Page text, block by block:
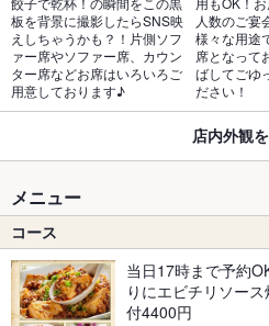
板を背景に撮影したらSNS映
えしちゃうかも？！片側ソフ
ァー席やソファー席、カウン
ター席などお席はいろいろご
用意しております♪
人数のご宴
様々な用途
席となって
ばしてごゆ
ださい！
店内外観
メニュー
コース
当日17時まで予約
りにエビチリソー
付4400円